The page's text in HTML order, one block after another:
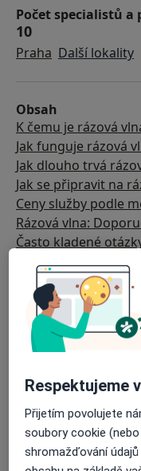
Počet specialistů a
10
Praha Další lokality
Obsah
K čemu je rázová
Jak funguje rázová
Jak dlouho trvá
Jak se připravit na
Ceny služby podle
Rázová vlna:
Často kladené
Respektujeme
Přijetím povolujete
soubory cookie
shromažďování